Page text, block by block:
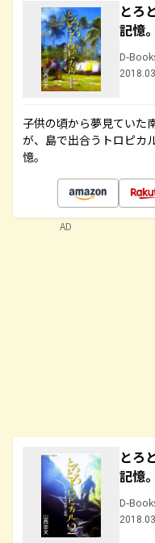
とろ
記憶
D-
子供の頃から夢見ていた
が、島で出合うトロピカ
憶。
とろ
記憶
D-
AD